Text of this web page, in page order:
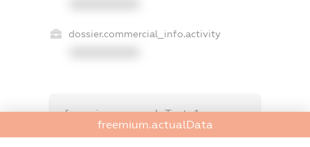
dossier.commercial_info.activity
freemium.exampleText_1
freemium.exampleText_2
freemium.anonymousPerSearch2
freemium.actualData